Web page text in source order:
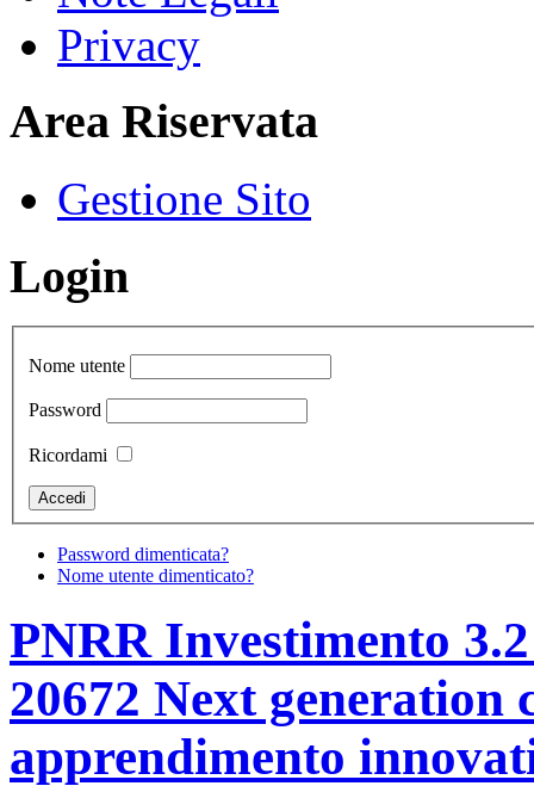
Privacy
Area Riservata
Gestione Sito
Login
Nome utente
Password
Ricordami
Password dimenticata?
Nome utente dimenticato?
PNRR Investimento
20672 Next generation
apprendimento